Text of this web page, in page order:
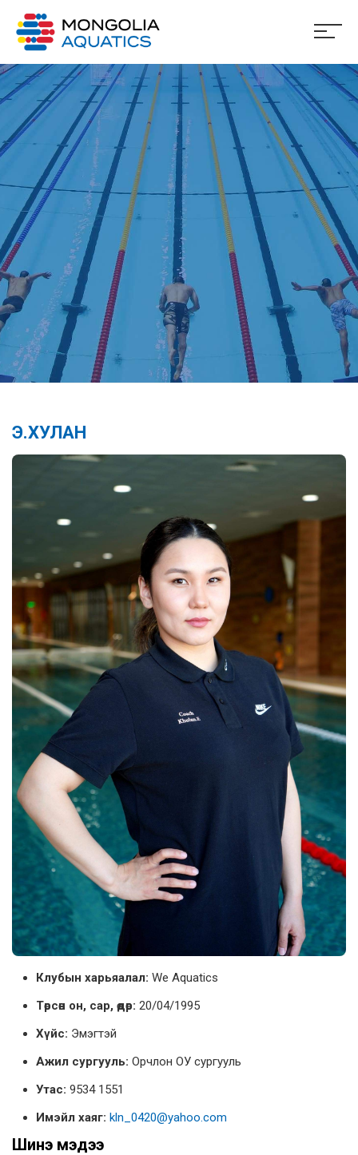
Э.ХУЛАН
Клубын харьяалал: We Aquatics
Төрсөн он, сар, өдөр: 20/04/1995
Хүйс: Эмэгтэй
Ажил сургууль: Орчлон ОУ сургууль
Утас: 9534 1551
Имэйл хаяг: kln_0420@yahoo.com
Шинэ мэдээ